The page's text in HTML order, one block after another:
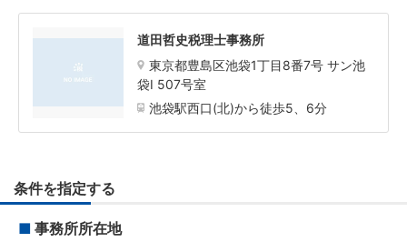
道田哲史税理士事務所
東京都豊島区池袋1丁目8番7号 サン池
袋I 507号室
池袋駅西口(北)から徒歩5、6分
条件を指定する
■ 事務所所在地